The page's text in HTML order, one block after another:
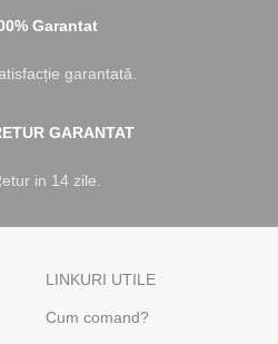
Garantat
garantată.
GARANTAT
in 14 zile.
LINKURI UTILE
Cum comand?